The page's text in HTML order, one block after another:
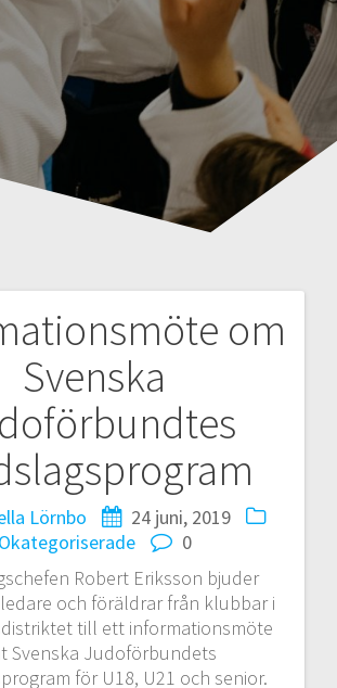
om
Svenska
Lörnbo
24 juni, 2019
Okategoriserade
0
Robert Eriksson bjuder
och föräldrar från klubbar i
till ett informationsmöte
Svenska Judoförbundets
för U18, U21 och senior.